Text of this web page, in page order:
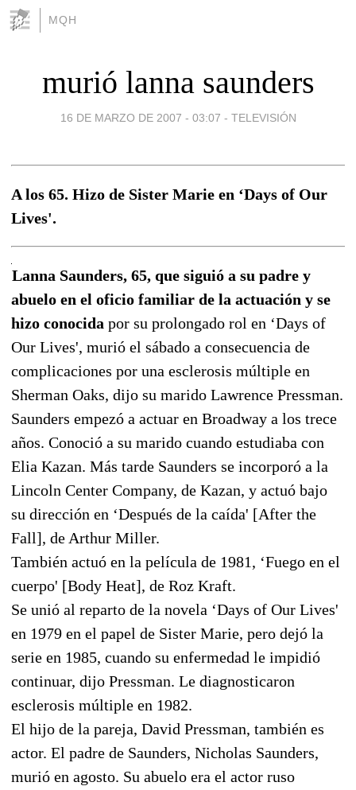
MQH
murió lanna saunders
16 DE MARZO DE 2007 - 03:07 - TELEVISIÓN
A los 65. Hizo de Sister Marie en ‘Days of Our
Lives'.
Lanna Saunders, 65, que siguió a su padre y
abuelo en el oficio familiar de la actuación y se
hizo conocida por su prolongado rol en ‘Days of
Our Lives', murió el sábado a consecuencia de
complicaciones por una esclerosis múltiple en
Sherman Oaks, dijo su marido Lawrence Pressman.
Saunders empezó a actuar en Broadway a los trece
años. Conoció a su marido cuando estudiaba con
Elia Kazan. Más tarde Saunders se incorporó a la
Lincoln Center Company, de Kazan, y actuó bajo
su dirección en ‘Después de la caída' [After the
Fall], de Arthur Miller.
También actuó en la película de 1981, ‘Fuego en el
cuerpo' [Body Heat], de Roz Kraft.
Se unió al reparto de la novela ‘Days of Our Lives'
en 1979 en el papel de Sister Marie, pero dejó la
serie en 1985, cuando su enfermedad le impidió
continuar, dijo Pressman. Le diagnosticaron
esclerosis múltiple en 1982.
El hijo de la pareja, David Pressman, también es
actor. El padre de Saunders, Nicholas Saunders,
murió en agosto. Su abuelo era el actor ruso